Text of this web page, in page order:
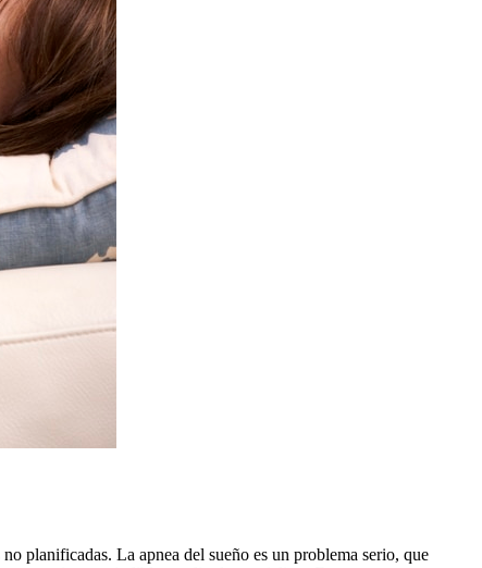
planificadas. La apnea del sueño es un problema serio, que